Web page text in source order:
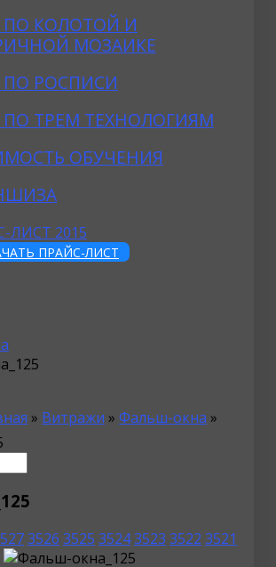
ПО КОЛОТОЙ И
МОЗАИКЕ
ПО РОСПИСИ
ПО ТРЕМ ТЕХНОЛОГИЯМ
ОБУЧЕНИЯ
ЛИСТ 2015
ПРАЙС-ЛИСТ
» Витражи » Фальш-окна »
3526 3525 35243523 3522 3521